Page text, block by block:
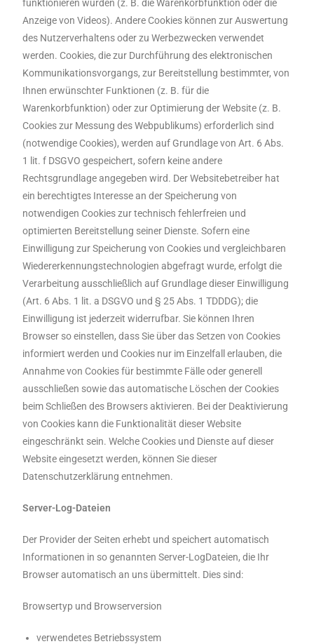
funktionieren würden (z. B. die Warenkorbfunktion oder die
Anzeige von Videos). Andere Cookies können zur Auswertung
des Nutzerverhaltens oder zu Werbezwecken verwendet
werden. Cookies, die zur Durchführung des elektronischen
Kommunikationsvorgangs, zur Bereitstellung bestimmter, von
Ihnen erwünschter Funktionen (z. B. für die
Warenkorbfunktion) oder zur Optimierung der Website (z. B.
Cookies zur Messung des Webpublikums) erforderlich sind
(notwendige Cookies), werden auf Grundlage von Art. 6 Abs.
1 lit. f DSGVO gespeichert, sofern keine andere
Rechtsgrundlage angegeben wird. Der Websitebetreiber hat
ein berechtigtes Interesse an der Speicherung von
notwendigen Cookies zur technisch fehlerfreien und
optimierten Bereitstellung seiner Dienste. Sofern eine
Einwilligung zur Speicherung von Cookies und vergleichbaren
Wiedererkennungstechnologien abgefragt wurde, erfolgt die
Verarbeitung ausschließlich auf Grundlage dieser Einwilligung
(Art. 6 Abs. 1 lit. a DSGVO und § 25 Abs. 1 TDDDG); die
Einwilligung ist jederzeit widerrufbar. Sie können Ihren
Browser so einstellen, dass Sie über das Setzen von Cookies
informiert werden und Cookies nur im Einzelfall erlauben, die
Annahme von Cookies für bestimmte Fälle oder generell
ausschließen sowie das automatische Löschen der Cookies
beim Schließen des Browsers aktivieren. Bei der Deaktivierung
von Cookies kann die Funktionalität dieser Website
eingeschränkt sein. Welche Cookies und Dienste auf dieser
Website eingesetzt werden, können Sie dieser
Datenschutzerklärung entnehmen.
Server-Log-Dateien
Der Provider der Seiten erhebt und speichert automatisch
Informationen in so genannten Server-LogDateien, die Ihr
Browser automatisch an uns übermittelt. Dies sind:
Browsertyp und Browserversion
verwendetes Betriebssystem